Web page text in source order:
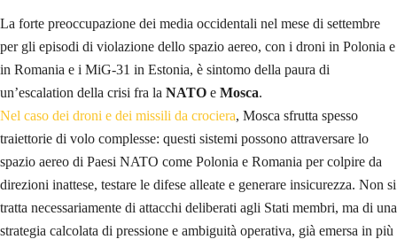
La forte preoccupazione dei media occidentali nel mese di settembre
per gli episodi di violazione dello spazio aereo, con i droni in Polonia e
in Romania e i MiG-31 in Estonia, è sintomo della paura di
un’escalation della crisi fra la NATO e Mosca.
Nel caso dei droni e dei missili da crociera, Mosca sfrutta spesso
traiettorie di volo complesse: questi sistemi possono attraversare lo
spazio aereo di Paesi NATO come Polonia e Romania per colpire da
direzioni inattese, testare le difese alleate e generare insicurezza. Non si
tratta necessariamente di attacchi deliberati agli Stati membri, ma di una
strategia calcolata di pressione e ambiguità operativa, già emersa in più